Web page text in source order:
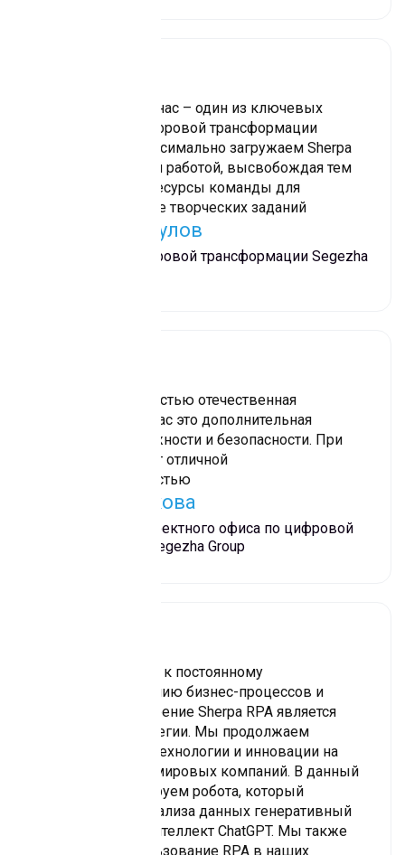
Роботизация для нас – один из ключевых
инструментов цифровой трансформации
холдинга. Мы максимально загружаем Sherpa
RPA итерационной работой, высвобождая тем
самым время и ресурсы команды для
выполнения более творческих заданий
Сергей Меркулов
Директор по цифровой трансформации Segezha
herpa RPA – полностью отечественная
разработка. Для нас это дополнительная
гарантия ее надежности и безопасности. При
этом она обладает отличной
производительностью
Элина Феликова
Руководитель проектного офиса по цифровой
трансформации Segezha Group
Faberlic стремится к постоянному
совершенствованию бизнес-процессов и
развитию и внедрение Sherpa RPA является
частью этой стратегии. Мы продолжаем
внедрять новые технологии и инновации на
уровне ведущих мировых компаний. В данный
момент мы тестируем робота, который
применяет для анализа данных генеративный
искусственный интеллект ChatGPT. Мы также
планируем использование RPA в наших